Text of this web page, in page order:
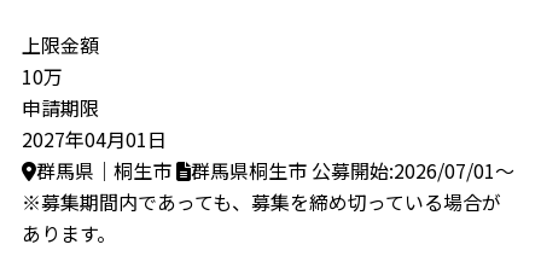
上限金額
10万
申請期限
2027年04月01日
群馬県｜桐生市
群馬県桐生市 公募開始:2026/07/01～
※募集期間内であっても、募集を締め切っている場合が
あります。